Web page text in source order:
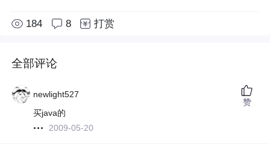
184 8 打赏
全部评论
newlight527
买java的
2009-05-20
赞